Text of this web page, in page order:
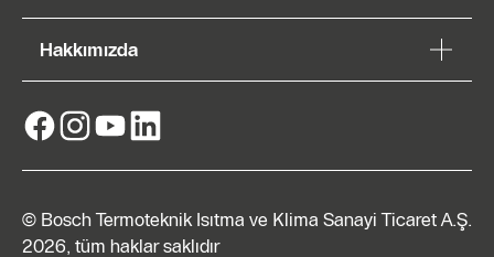
Hakkımızda
© Bosch Termoteknik Isıtma ve Klima Sanayi Ticaret A.Ş.
2026, tüm haklar saklıdır